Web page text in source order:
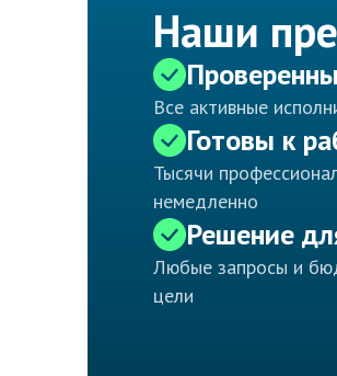
Наши
Все активные
Готовы к
Тысячи
немедленно
Решение
Любые запросы и
цели